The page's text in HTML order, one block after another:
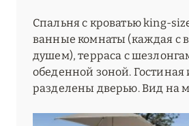
Спальня с кроватью king-
ванные комнаты (каждая с
душем), терраса с
обеденной зоной. Гостиная
разделены дверью. Вид на